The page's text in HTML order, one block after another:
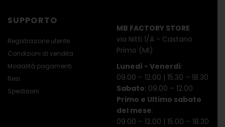
SUPPORTO
Registrazione utente
Condizioni di vendita
Modalità pagamenti
Resi
Spedizioni
MB FACTORY STORE
via Nitti 1/A - Castano
Primo (MI)
Lunedì - Venerdì:
09.00 – 12.00 | 15.30 – 18.30
Sabato: 09.00 – 12.00
Primo e Ultimo sabato
del mese:
09.00 – 12.00 | 15.00 – 18.30